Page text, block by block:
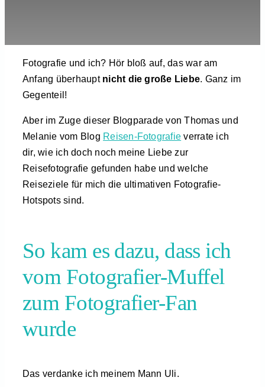
Fotografie und ich? Hör bloß auf, das war am
Anfang überhaupt nicht die große Liebe. Ganz im
Gegenteil!
Aber im Zuge dieser Blogparade von Thomas und
Melanie vom Blog Reisen-Fotografie verrate ich
dir, wie ich doch noch meine Liebe zur
Reisefotografie gefunden habe und welche
Reiseziele für mich die ultimativen Fotografie-
Hotspots sind.
So kam es dazu, dass ich
vom Fotografier-Muffel
zum Fotografier-Fan
wurde
Das verdanke ich meinem Mann Uli.